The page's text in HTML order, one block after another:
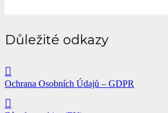
Důležité odkazy
Ochrana Osobních Údajů – GDPR